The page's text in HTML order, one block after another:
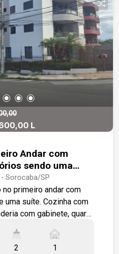
de funcionários
DML-
limpeza, salão de
fraldário), playground,
L
Andar com
sendo uma
Sorocaba/SP
primeiro andar com
uma suíte. Cozinha com
com gabinete, quarto
de ar condicionado.
proporcionam um
2 1